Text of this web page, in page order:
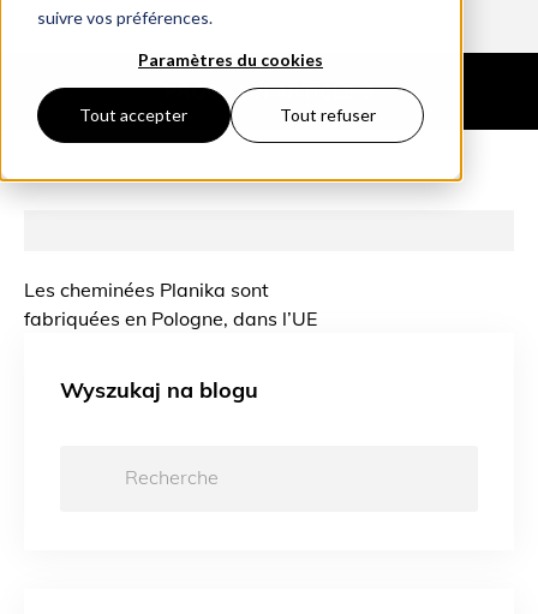
suivre vos préférences.
Paramètres du cookies
Tout accepter Tout refuser
PROCHAINARTICLE
Les cheminées Planika sont
fabriquées en Pologne, dans l’UE
Wyszukaj na blogu